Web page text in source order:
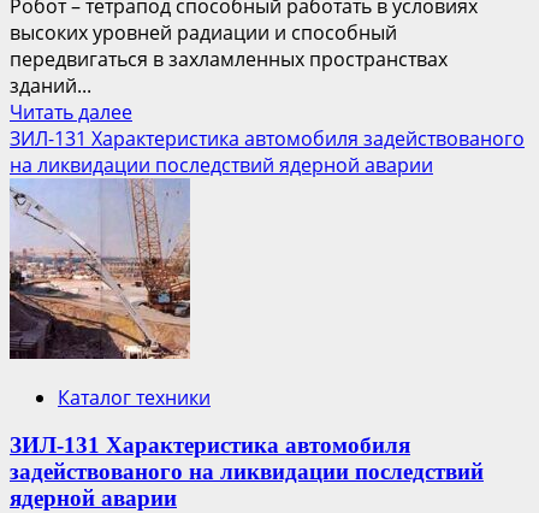
Робот – тетрапод способный работать в условиях
высоких уровней радиации и способный
передвигаться в захламленных пространствах
зданий...
Читать далееПрочитать
больше
о
Четвероногий
робот
поможет
ликвидировать
аварию
на
АЭС
ЗИЛ-131 Характеристика автомобиля задействованого
на ликвидации последствий ядерной аварии
Каталог техники
ЗИЛ-131 Характеристика автомобиля
задействованого на ликвидации последствий
ядерной аварии